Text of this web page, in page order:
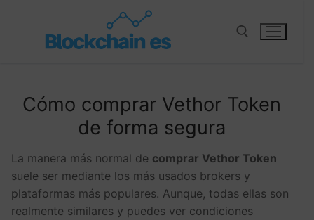
Cómo comprar Vethor Token
de forma segura
La manera más normal de comprar Vethor Token
suele ser mediante los más usados brokers y
plataformas más populares. Aunque, todas ellas son
realmente similares y puedes ver condiciones